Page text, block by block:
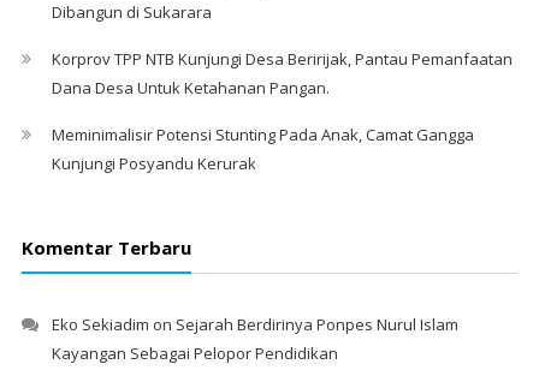
Dibangun di Sukarara
Korprov TPP NTB Kunjungi Desa Beririjak, Pantau Pemanfaatan
Dana Desa Untuk Ketahanan Pangan.
Meminimalisir Potensi Stunting Pada Anak, Camat Gangga
Kunjungi Posyandu Kerurak
Komentar Terbaru
Eko Sekiadim on Sejarah Berdirinya Ponpes Nurul Islam
Kayangan Sebagai Pelopor Pendidikan